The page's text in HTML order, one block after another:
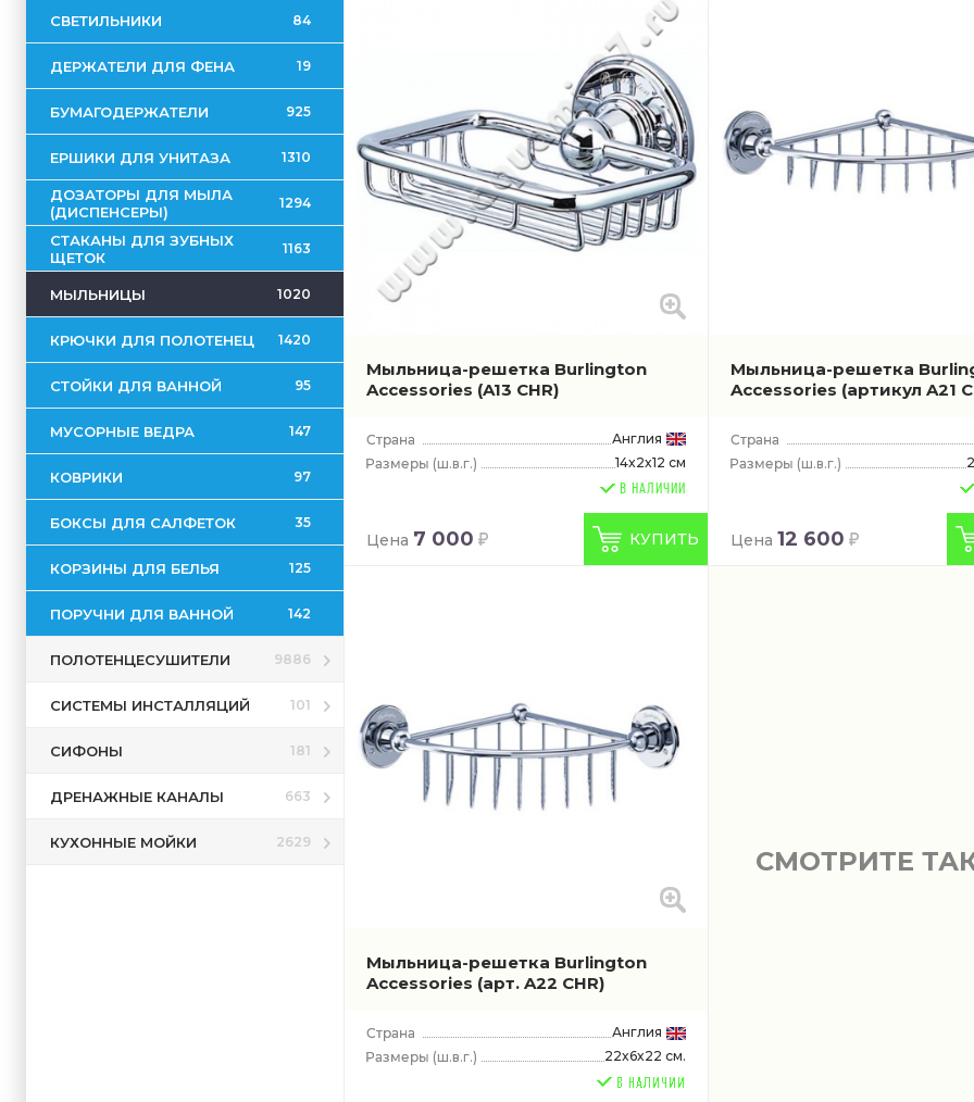
СВЕТИЛЬНИКИ 84
ДЕРЖАТЕЛИ ДЛЯ ФЕНА 19
БУМАГОДЕРЖАТЕЛИ 925
ЕРШИКИ ДЛЯ УНИТАЗА 1310
ДОЗАТОРЫ ДЛЯ МЫЛА
(ДИСПЕНСЕРЫ)
1294
СТАКАНЫ ДЛЯ ЗУБНЫХ
ЩЕТОК
1163
МЫЛЬНИЦЫ 1020
КРЮЧКИ ДЛЯ ПОЛОТЕНЕЦ 1420
СТОЙКИ ДЛЯ ВАННОЙ 95
МУСОРНЫЕ ВЕДРА 147
КОВРИКИ 97
БОКСЫ ДЛЯ САЛФЕТОК 35
КОРЗИНЫ ДЛЯ БЕЛЬЯ 125
ПОРУЧНИ ДЛЯ ВАННОЙ 142
ПОЛОТЕНЦЕСУШИТЕЛИ 9886
СИСТЕМЫ ИНСТАЛЛЯЦИЙ 101
СИФОНЫ 181
ДРЕНАЖНЫЕ КАНАЛЫ 663
КУХОННЫЕ МОЙКИ 2629
Мыльница-решетка Burlington
Accessories (A13 CHR)
Англия
(ш.в.г.)
14x2x12 см
В НАЛИЧИИ
Цена 7 000 КУПИТЬ
Мыльница-решетка
Accessories (артикул A21
(ш.в.г.)
Цена 12 600
Мыльница-решетка Burlington
Accessories (арт. A22 CHR)
Англия
(ш.в.г.)
22x6x22 см.
СМОТРИТЕ